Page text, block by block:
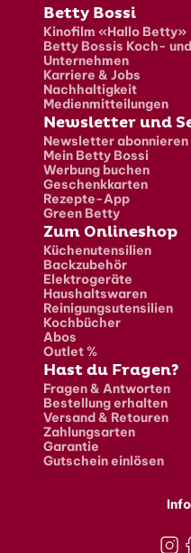
Fusszeile
Betty Bossi
Kinofilm «Hallo Betty»
Betty Bossis Koch-
Unternehmen
Karriere & Jobs
Nachhaltigkeit
Medienmitteilungen
Newsletter und
Newsletter abonnieren
Mein Betty Bossi
Werbung buchen
Geschenkkarten
Rezepte-App
Green Betty
Zum Onlineshop
Küchenutensilien
Backzubehör
Elektrogeräte
Haushaltswaren
Reinigungsutensilien
Kochbücher
Abos
Outlet %
Hast du Fragen?
Fragen & Antworten
Bestellung erhalten
Versand & Retouren
Zahlungsarten
Garantie
Gutschein einlösen